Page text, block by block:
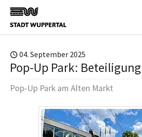
Skip to main content
04. September 2025
Pop-Up Park:
Pop-Up Park am Alten Markt